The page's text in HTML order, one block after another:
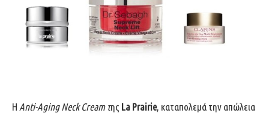
Η Anti-Aging Neck Cream της La Prairie, καταπολεμά την απώλεια